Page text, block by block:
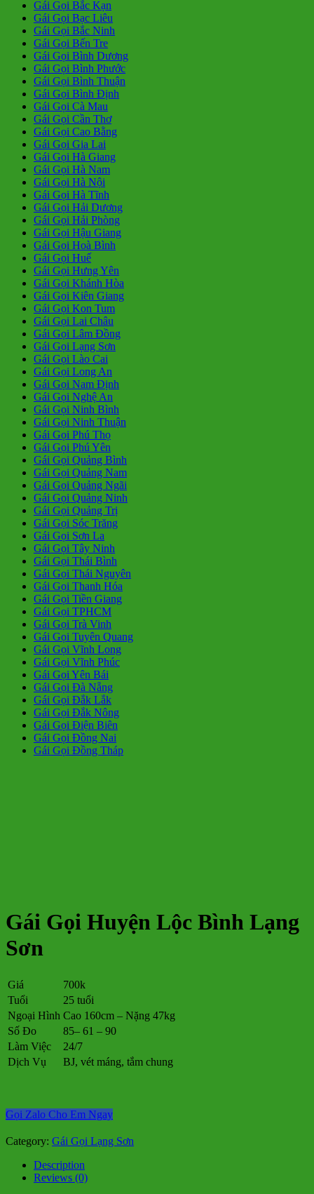
Gái Gọi Bắc Kạn
Gái Gọi Bạc Liêu
Gái Gọi Bắc Ninh
Gái Gọi Bến Tre
Gái Gọi Bình Dương
Gái Gọi Bình Phước
Gái Gọi Bình Thuận
Gái Gọi Bình Định
Gái Gọi Cà Mau
Gái Gọi Cần Thơ
Gái Gọi Cao Bằng
Gái Gọi Gia Lai
Gái Gọi Hà Giang
Gái Gọi Hà Nam
Gái Gọi Hà Nội
Gái Gọi Hà Tĩnh
Gái Gọi Hải Dương
Gái Gọi Hải Phòng
Gái Gọi Hậu Giang
Gái Gọi Hoà Bình
Gái Gọi Huế
Gái Gọi Hưng Yên
Gái Gọi Khánh Hòa
Gái Gọi Kiên Giang
Gái Gọi Kon Tum
Gái Gọi Lai Châu
Gái Gọi Lâm Đồng
Gái Gọi Lạng Sơn
Gái Gọi Lào Cai
Gái Gọi Long An
Gái Gọi Nam Định
Gái Gọi Nghệ An
Gái Gọi Ninh Bình
Gái Gọi Ninh Thuận
Gái Gọi Phú Thọ
Gái Gọi Phú Yên
Gái Gọi Quảng Bình
Gái Gọi Quảng Nam
Gái Gọi Quảng Ngãi
Gái Gọi Quảng Ninh
Gái Gọi Quảng Trị
Gái Gọi Sóc Trăng
Gái Gọi Sơn La
Gái Gọi Tây Ninh
Gái Gọi Thái Bình
Gái Gọi Thái Nguyên
Gái Gọi Thanh Hóa
Gái Gọi Tiền Giang
Gái Gọi TPHCM
Gái Gọi Trà Vinh
Gái Gọi Tuyên Quang
Gái Gọi Vĩnh Long
Gái Gọi Vĩnh Phúc
Gái Gọi Yên Bái
Gái Gọi Đà Nẵng
Gái Gọi Đắk Lắk
Gái Gọi Đắk Nông
Gái Gọi Điện Biên
Gái Gọi Đồng Nai
Gái Gọi Đồng Tháp
Gái Gọi Huyện Lộc Bình Lạng
Sơn
Giá
700k
Tuổi
25 tuổi
Ngoại Hình Cao 160cm – Nặng 47kg
Số Đo
85– 61 – 90
Làm Việc
24/7
Dịch Vụ
BJ, vét máng, tắm chung
Gọi Zalo Cho Em Ngay
Category: Gái Gọi Lạng Sơn
Description
Reviews (0)